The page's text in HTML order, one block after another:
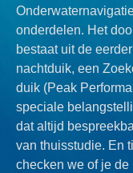
onderdelen. Het
bestaat uit de
nachtduik, een
duik (Peak
speciale
dat altijd
van thuisstudie. En
checken we of je